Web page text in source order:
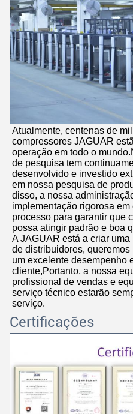
Atualmente, centenas de
compressores JAGUAR
operação em todo o
de pesquisa tem
desenvolvido e investido
em nossa pesquisa de
disso, a nossa
implementação rigorosa em
processo para garantir que
possa atingir padrão e boa
A JAGUAR está a criar uma
de distribuidores, queremos
um excelente desempenho
cliente,Portanto, a nossa
profissional de vendas e
serviço técnico estarão
serviço.
Certificações